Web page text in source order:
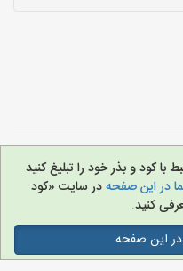
کود و بذر خود را تبلیغ کنید
در این صفحهدر سایت «کود
کنید.
این صفحه